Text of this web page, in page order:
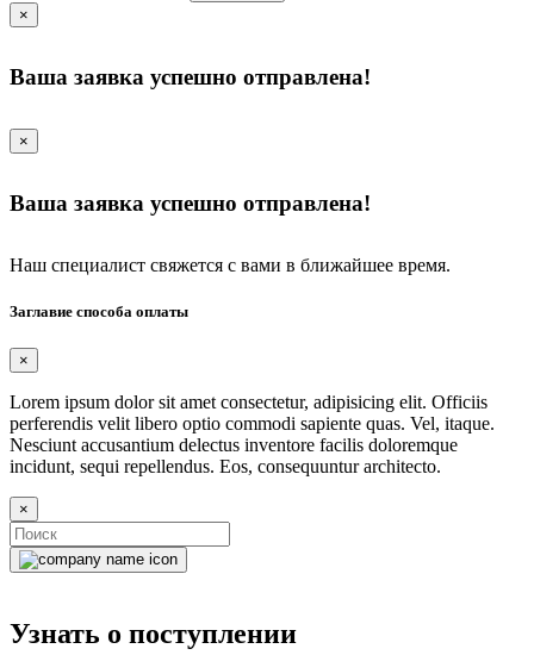
×
Ваша заявка успешно отправлена!
×
Ваша заявка успешно отправлена!
Наш специалист свяжется с вами в ближайшее время.
Заглавие способа оплаты
×
Lorem ipsum dolor sit amet consectetur, adipisicing elit. Officiis
perferendis velit libero optio commodi sapiente quas. Vel, itaque.
Nesciunt accusantium delectus inventore facilis doloremque
incidunt, sequi repellendus. Eos, consequuntur architecto.
×
Узнать о поступлении